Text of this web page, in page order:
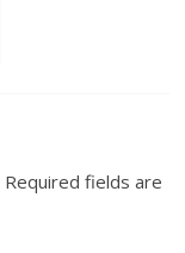
Required fields are